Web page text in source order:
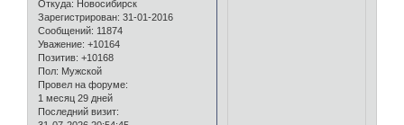
Откуда: Новосибирск
Зарегистрирован: 31-01-2016
Сообщений: 11874
Уважение: +10164
Позитив: +10168
Пол: Мужской
Провел на форуме:
1 месяц 29 дней
Последний визит: